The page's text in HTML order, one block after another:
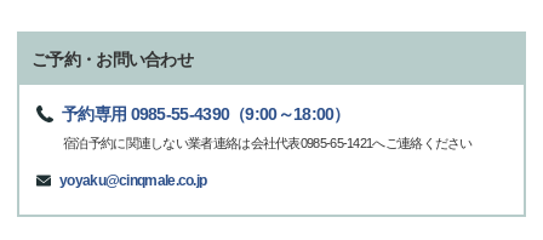
ご予約・お問い合わせ
予約専用 0985-55-4390（9:00～18:00）
宿泊予約に関連しない業者連絡は会社代表0985-65-1421へご連絡ください
yoyaku@cinqmale.co.jp